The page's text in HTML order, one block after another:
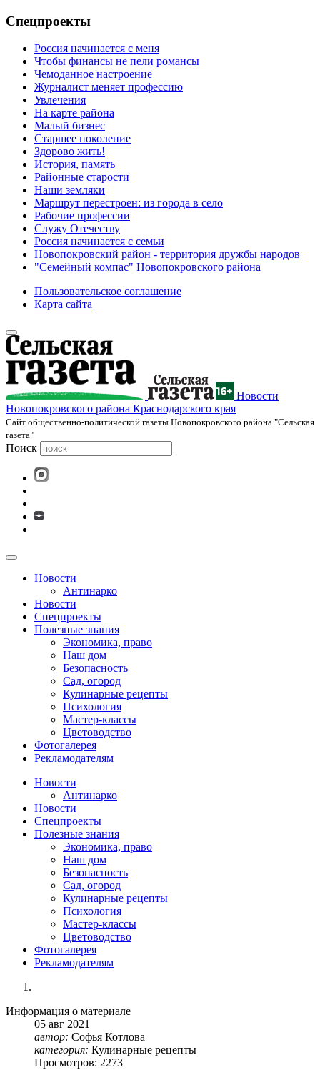
Спецпроекты
Россия начинается с меня
Чтобы финансы не пели романсы
Чемоданное настроение
Журналист меняет профессию
Увлечения
На карте района
Малый бизнес
Старшее поколение
Здорово жить!
История, память
Районные старости
Наши земляки
Маршрут перестроен: из города в село
Рабочие профессии
Служу Отечеству
Россия начинается с семьи
Новопокровский район - территория дружбы народов
"Семейный компас" Новопокровского района
Пользовательское соглашение
Карта сайта
Новости
Новопокровского района Краснодарского края
Cайт общественно-политической газеты Новопокровского района "Сельская
газета"
Поиск
Новости
Антинарко
Новости
Спецпроекты
Полезные знания
Экономика, право
Наш дом
Безопасность
Сад, огород
Кулинарные рецепты
Психология
Мастер-классы
Цветоводство
Фотогалерея
Рекламодателям
Новости
Антинарко
Новости
Спецпроекты
Полезные знания
Экономика, право
Наш дом
Безопасность
Сад, огород
Кулинарные рецепты
Психология
Мастер-классы
Цветоводство
Фотогалерея
Рекламодателям
Информация о материале
05 авг 2021
автор: Софья Котлова
категория: Кулинарные рецепты
Просмотров: 2273